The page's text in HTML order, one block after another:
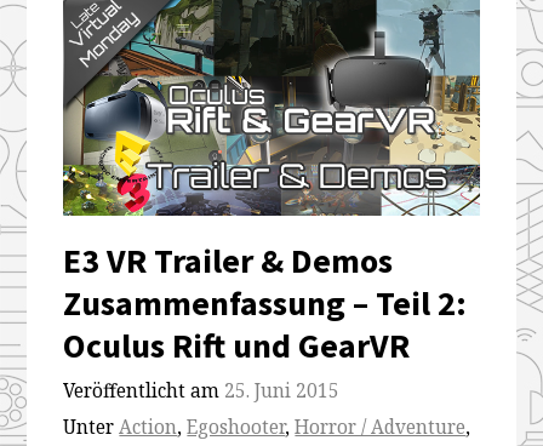
E3 VR Trailer & Demos
Zusammenfassung – Teil 2:
Oculus Rift und GearVR
Veröffentlicht am 25. Juni 2015
UnterAction,Egoshooter,Horror / Adventure,